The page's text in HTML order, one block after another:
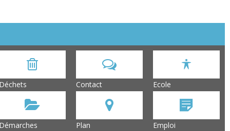
Contact Ecole
Plan Emploi